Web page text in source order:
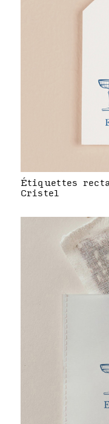
Étiquettes
Cristel